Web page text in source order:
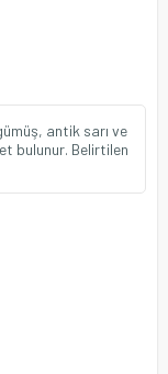
antik sarı ve
bulunur. Belirtilen